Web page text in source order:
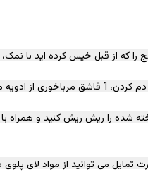
شده را ریش ریش کنید و همراه